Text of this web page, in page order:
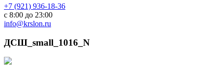
+7 (921) 936-18-36
с 8:00 до 23:00
info@krslon.ru
ДСШ_small_1016_N